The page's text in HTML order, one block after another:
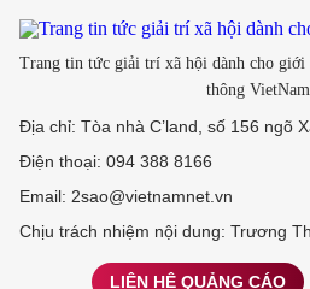
Trang tin tức giải trí xã hội dành cho giới
thông
Địa chỉ: Tòa nhà C’land, số 156 ngõ
Điện thoại: 094 388 8166
Email: 2sao@vietnamnet.vn
Chịu trách nhiệm nội dung: Trương
LIÊN HỆ QUẢNG CÁO